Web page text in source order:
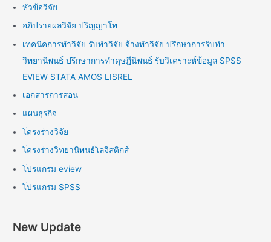
หัวข้อวิจัย
อภิปรายผลวิจัย ปริญญาโท
เทคนิคการทำวิจัย รับทำวิจัย จ้างทำวิจัย ปรึกษาการรับทำ
วิทยานิพนธ์ ปรึกษาการทำดุษฎีนิพนธ์ รับวิเคราะห์ข้อมูล SPSS
EVIEW STATA AMOS LISREL
เอกสารการสอน
แผนธุรกิจ
โครงร่างวิจัย
โครงร่างวิทยานิพนธ์โลจิสติกส์
โปรแกรม eview
โปรแกรม SPSS
New Update